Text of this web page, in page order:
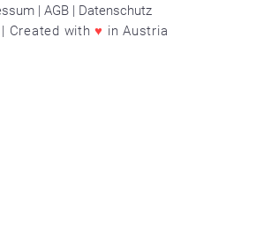
| AGB | Datenschutz
Created with♥ in Austria